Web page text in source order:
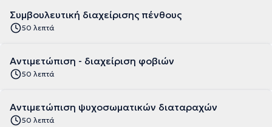
Συμβουλευτική διαχείρισης πένθους
50 λεπτά
Αντιμετώπιση - διαχείριση φοβιών
50 λεπτά
Αντιμετώπιση ψυχοσωματικών διαταραχών
50 λεπτά